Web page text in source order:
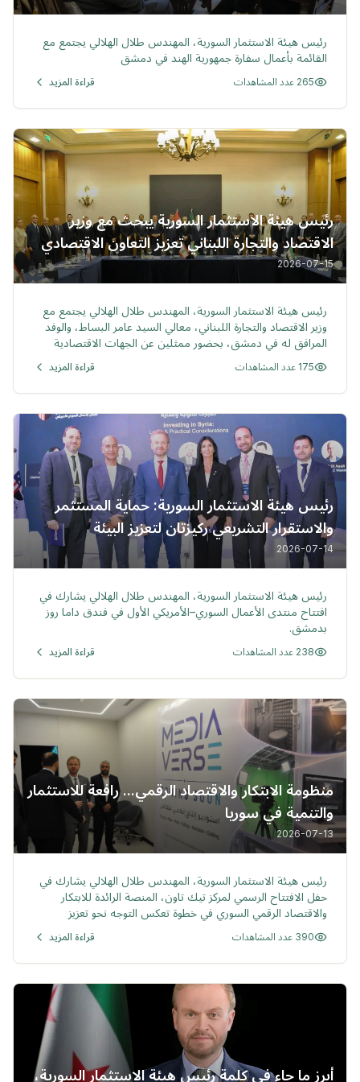
رئيس هيئة الاستثمار السورية، المهندس طلال الهلالي يجتمع مع
القائمة بأعمال سفارة جمهورية الهند في دمشق
265 عدد المشاهدات قراءة المزيد
رئيس هيئة الاستثمار السورية يبحث مع وزير
الاقتصاد والتجارة اللبناني تعزيز التعاون الاقتصادي
والاستثماري وتوسيع فرص الشراكة
2026-07-15
رئيس هيئة الاستثمار السورية، المهندس طلال الهلالي يجتمع مع
وزير الاقتصاد والتجارة اللبناني، معالي السيد عامر البساط، والوفد
المرافق له في دمشق، بحضور ممثلين عن الجهات الاقتصادية
بين الجمهورية العربية السورية والجمهورية اللبنانية، وفرص الشراكة
في القطاعات ذات الأولوية
175 عدد المشاهدات قراءة المزيد
رئيس هيئة الاستثمار السورية: حماية المستثمر
والاستقرار التشريعي ركيزتان لتعزيز البيئة
الاستثمارية
2026-07-14
رئيس هيئة الاستثمار السورية، المهندس طلال الهلالي يشارك في
افتتاح منتدى الأعمال السوري–الأمريكي الأول في فندق داما روز
بدمشق.
238 عدد المشاهدات قراءة المزيد
منظومة الابتكار والاقتصاد الرقمي... رافعة للاستثمار
والتنمية في سوريا
2026-07-13
رئيس هيئة الاستثمار السورية، المهندس طلال الهلالي يشارك في
حفل الافتتاح الرسمي لمركز تيك تاون، المنصة الرائدة للابتكار
والاقتصاد الرقمي السوري في خطوة تعكس التوجه نحو تعزيز
السورية.
390 عدد المشاهدات قراءة المزيد
أبرز ما جاء في كلمة رئيس هيئة الاستثمار السورية،